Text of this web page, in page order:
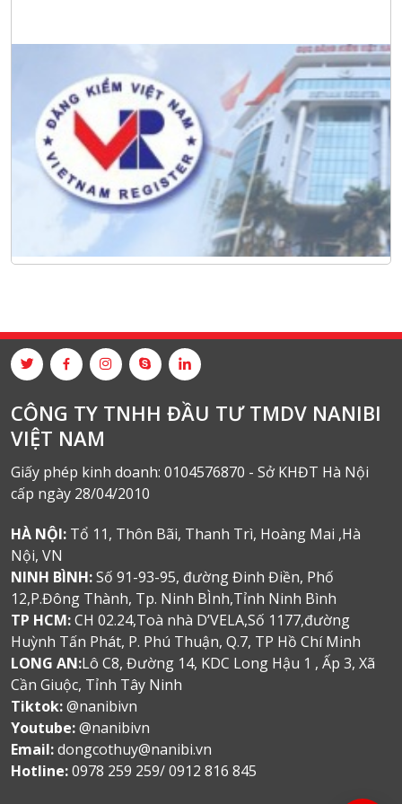
CÔNG TY TNHH ĐẦU TƯ TMDV NANIBI
VIỆT NAM
Giấy phép kinh doanh: 0104576870 - Sở KHĐT Hà Nội
cấp ngày 28/04/2010
HÀ NỘI: Tổ 11, Thôn Bãi, Thanh Trì, Hoàng Mai ,Hà
Nội, VN
NINH BÌNH:Số 91-93-95, đường Đinh Điền, Phố
12,P.Đông Thành, Tp. Ninh BÌnh,Tỉnh Ninh Bình
TP HCM:CH 02.24,Toà nhà D’VELA,Số 1177,đường
Huỳnh Tấn Phát, P. Phú Thuận, Q.7, TP Hồ Chí Minh
LONG AN:Lô C8, Đường 14, KDC Long Hậu 1 , Ấp 3, Xã
Cần Giuộc, Tỉnh Tây Ninh
Tiktok:@nanibivn
Youtube:@nanibivn
Email:dongcothuy@nanibi.vn
Hotline:0978 259 259/ 0912 816 845